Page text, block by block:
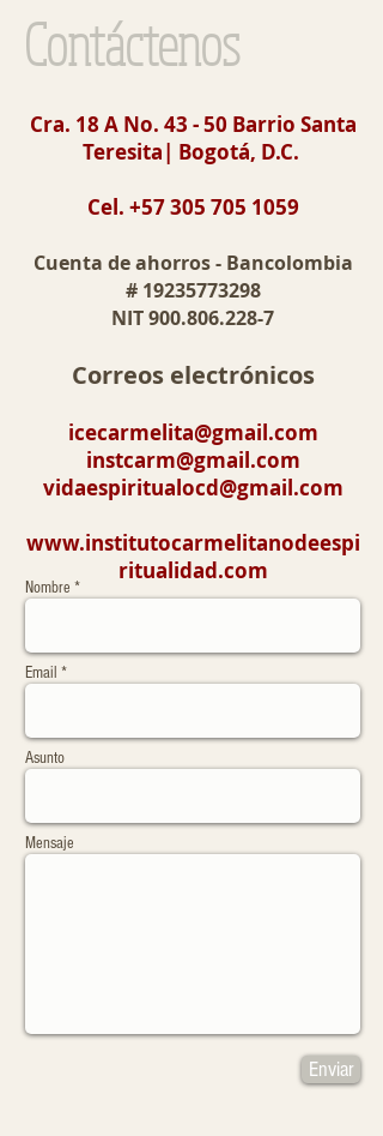
Contáctenos
Cra. 18 A No. 43 - 50 Barrio Santa
Teresita| Bogotá, D.C.
Cel. +57 305 705 1059
Cuenta de ahorros - Bancolombia
# 19235773298
NIT900.806.228-7
Correos electrónicos
icecarmelita@gmail.com
instcarm@gmail.com
vidaespiritualocd@gmail.com
www.institutocarmelitanodeespi
ritualidad.com
Nombre *
Email *
Asunto
Mensaje
Enviar